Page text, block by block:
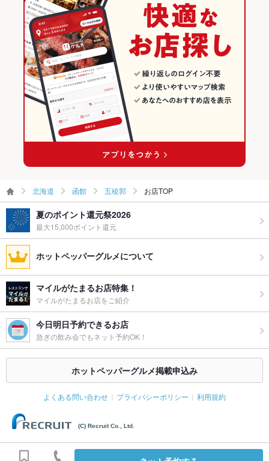
その他
飲み放題 あり ：飲み放題のみは2,200円
食べ放題 なし
カクテル充実、焼酎充実、日本酒充実、ワイン充実
お子様連れ お子様連れ不可 ：店内全室喫煙可能席です
お電話にてご相談ください。
応
備考
コロナウィルス対策としてアルコール消毒スプレーを店内に設
置しています。お気軽にお尋ねください。
函館 × 創作料理
函館 × 和風
五稜郭公園前駅 × 創作料理
五稜郭公園前駅 × 和風
北海道 × 海鮮
北海道 × 創作料理
北海道 × 和風
函館の居酒屋ランキング
函館の海鮮ランキング
五稜郭のグルメランキング
五稜郭の居酒屋ランキング
五稜郭の海鮮ランキング
北海道 函館 五稜郭 お店TOP
夏のポイント還元祭2026
最大15,000ポイント還元
ホットペッパーグルメについて
マイルがたまるお店特集！
マイルがたまるお店をご紹介
今日明日予約できるお店
急ぎの飲み会でもネット予約OK！
ホットペッパーグルメ掲載申込み
よくある問い合わせ プライバシーポリシー 利用規約
(C) Recruit Co., Ltd.